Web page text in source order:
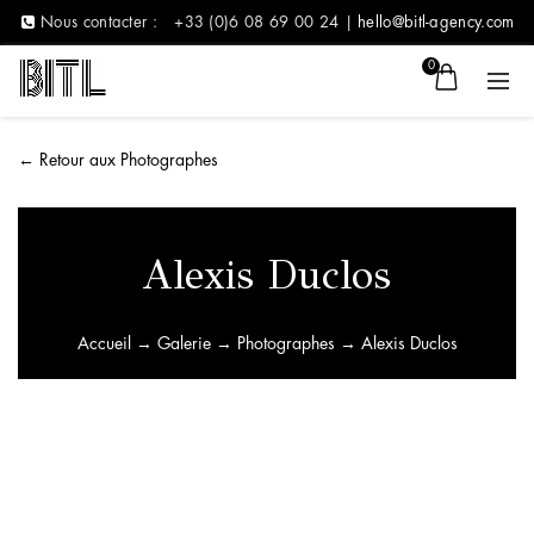
Nous contacter : +33 (0)6 08 69 00 24 | hello@bitl-agency.com
0
← Retour aux Photographes
Alexis Duclos
Accueil → Galerie→ Photographes → Alexis Duclos